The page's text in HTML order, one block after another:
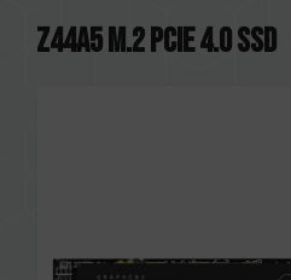
Z44A5 M.2 PCIe 4.0 SSD